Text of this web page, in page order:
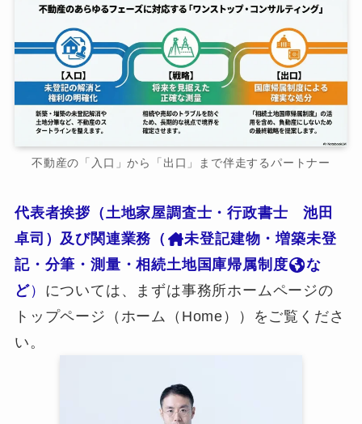
不動産の「入口」から「出口」まで伴走するパートナー
代表者挨拶（土地家屋調査士・行政書士 池田
卓司）及び関連業務（
未登記建物・増築未登
記・分筆・測量・相続土地国庫帰属制度
な
ど） については、まずは事務所ホームページの
トップページ（ホーム（Home））をご覧くださ
い。